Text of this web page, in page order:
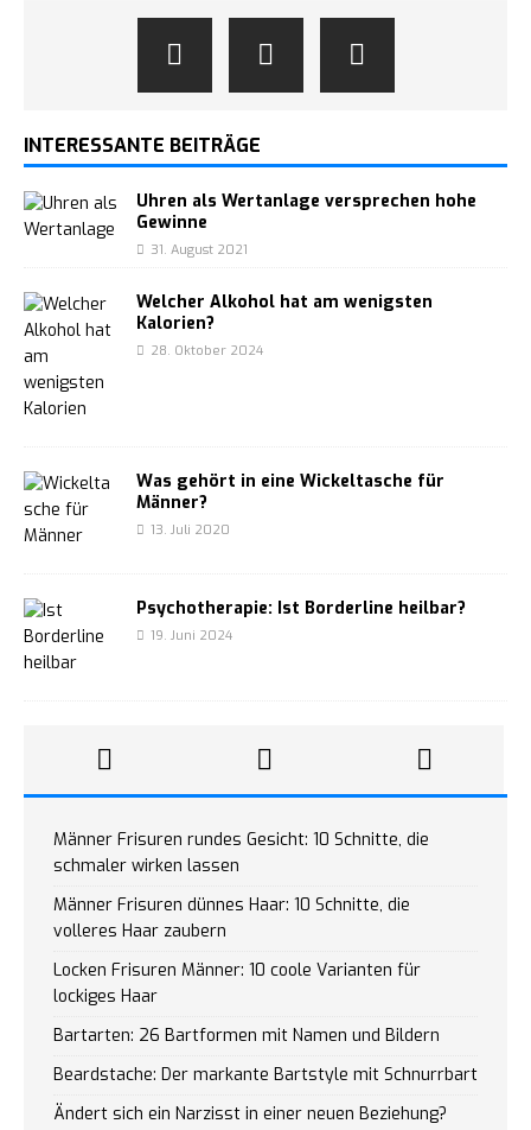
INTERESSANTE BEITRÄGE
Uhren als Wertanlage versprechen hohe
Gewinne
31. August 2021
Welcher Alkohol hat am wenigsten
Kalorien?
28. Oktober 2024
Was gehört in eine Wickeltasche für
Männer?
13. Juli 2020
Psychotherapie: Ist Borderline heilbar?
19. Juni 2024
Männer Frisuren rundes Gesicht: 10 Schnitte, die
schmaler wirken lassen
Männer Frisuren dünnes Haar: 10 Schnitte, die
volleres Haar zaubern
Locken Frisuren Männer: 10 coole Varianten für
lockiges Haar
Bartarten: 26 Bartformen mit Namen und Bildern
Beardstache: Der markante Bartstyle mit Schnurrbart
Ändert sich ein Narzisst in einer neuen Beziehung?